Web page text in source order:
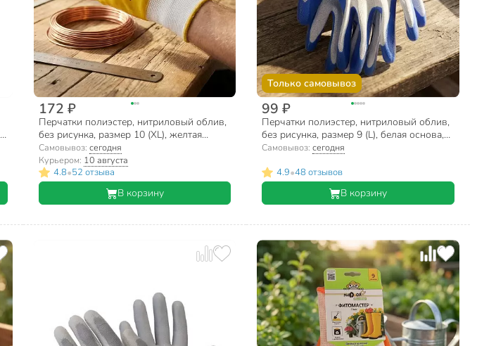
172 ₽
Перчатки полиэстер, нитриловый облив,
без рисунка, размер 10 (XL), желтая
основа, стойкость к загрязнениям,
Fiberon
Самовывоз: сегодня
Курьером: 10 августа
4.8•52 отзыва
В корзину
Только самовывоз
99 ₽
Перчатки полиэстер, нитриловый облив,
без рисунка, размер 9 (L), белая основа,
Fiberon, европодвес
Самовывоз:сегодня
4.9•48 отзывов
В корзину